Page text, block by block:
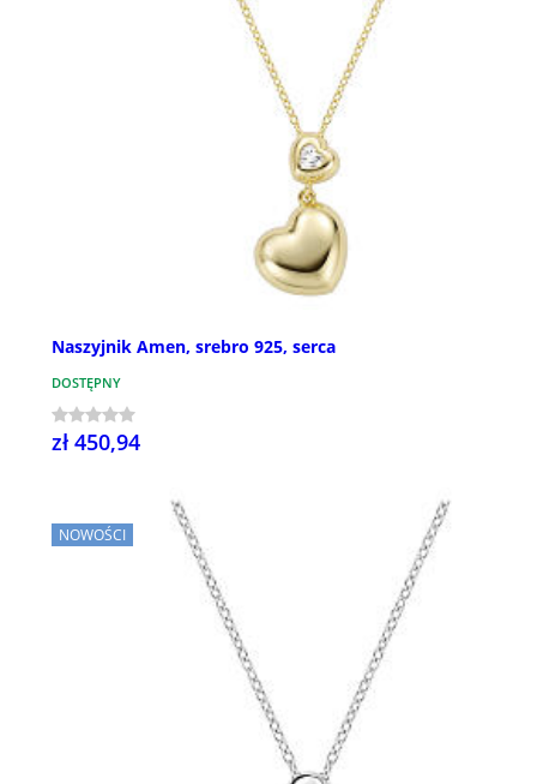
Naszyjnik Amen, srebro 925, serca
DOSTĘPNY
zł 450,94
NOWOŚCI